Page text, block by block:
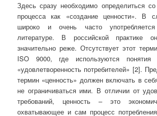
Здесь сразу необходимо определиться
процесса как «создание ценности». В
широко и очень часто
литературе. В российской практике
значительно реже. Отсутствует этот
ISO 9000, где используются понятия
«удовлетворенность потребителей» [2].
термин «ценность» должен включать в
не ограничиваться ими. В отличии от
требований, ценность – это
охватывающее и сам процесс